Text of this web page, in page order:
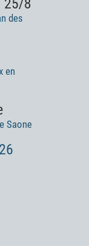
25/8
des
en
Saone